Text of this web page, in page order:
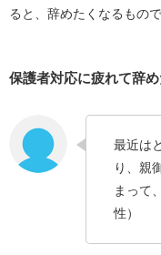
ると、辞めたくなるもの
保護者対応に疲れて辞
最近は
り、親
まって
性）